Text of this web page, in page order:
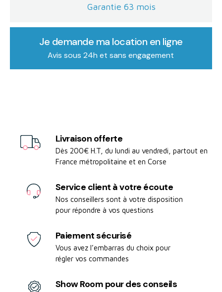
Garantie 63 mois
Je demande ma location en ligne
Avis sous 24h et sans engagement
Livraison offerte
Dès 200€ H.T, du lundi au vendredi, partout en
France métropolitaine et en Corse
Service client à votre écoute
Nos conseillers sont à votre disposition
pour répondre à vos questions
Paiement sécurisé
Vous avez l’embarras du choix pour
régler vos commandes
Show Room pour des conseils